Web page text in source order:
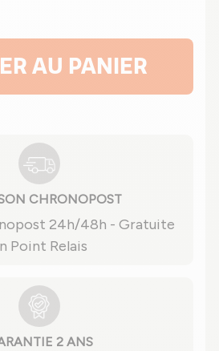
AU PANIER
CHRONOPOST
24h/48h - Gratuite
Point Relais
2 ANS